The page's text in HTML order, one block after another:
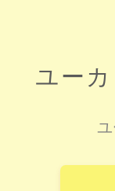
ユー